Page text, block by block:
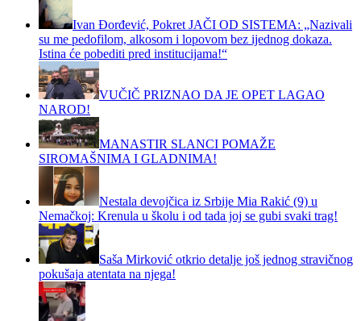
Ivan Đorđević, Pokret JAČI OD SISTEMA: „Nazivali
su me pedofilom, alkosom i lopovom bez ijednog dokaza.
Istina će pobediti pred institucijama!“
VUČIČ PRIZNAO DA JE OPET LAGAO
NAROD!
MANASTIR SLANCI POMAŽE
SIROMAŠNIMA I GLADNIMA!
Nestala devojčica iz Srbije Mia Rakić (9) u
Nemačkoj: Krenula u školu i od tada joj se gubi svaki trag!
Saša Mirković otkrio detalje još jednog stravičnog
pokušaja atentata na njega!